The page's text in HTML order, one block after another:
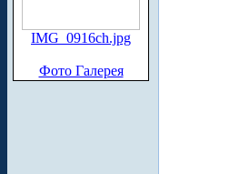
IMG_0916ch.jpg
Фото Галерея